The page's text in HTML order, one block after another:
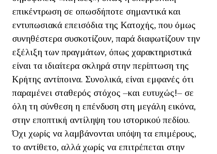
επικέντρωση σε οπωσδήποτε σημαντικά και
εντυπωσιακά επεισόδια της Κατοχής, που όμως
συνηθέστερα συσκοτίζουν, παρά διαφωτίζουν την
εξέλιξη των πραγμάτων, όπως χαρακτηριστικά
είναι τα ιδιαίτερα σκληρά στην περίπτωση της
Κρήτης αντίποινα. Συνολικά, είναι εμφανές ότι
παραμένει σταθερός στόχος –και ευτυχώς!– σε
όλη τη σύνθεση η επένδυση στη μεγάλη εικόνα,
στην εποπτική αντίληψη του ιστορικού πεδίου.
Όχι χωρίς να λαμβάνονται υπόψη τα επιμέρους,
το αντίθετο, αλλά χωρίς να επιτρέπεται στην